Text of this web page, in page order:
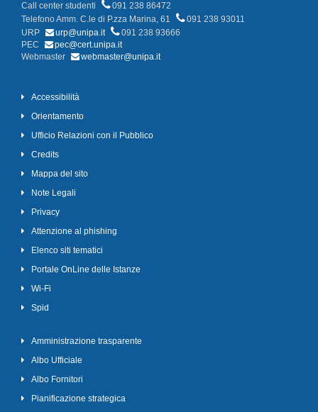
Call center studenti
091 238 86472
Telefono Amm. C.le di P.zza Marina, 61
091 238 93011
URP
urp@unipa.it
091 238 93666
PEC
pec@cert.unipa.it
Webmaster
webmaster@unipa.it
Accessibilità
Orientamento
Ufficio Relazioni con il Pubblico
Credits
Mappa del sito
Note Legali
Privacy
Attenzione al phishing
Elenco siti tematici
Portale OnLine delle Istanze
Wi-Fi
Spid
Amministrazione trasparente
Albo Ufficiale
Albo Fornitori
Pianificazione strategica